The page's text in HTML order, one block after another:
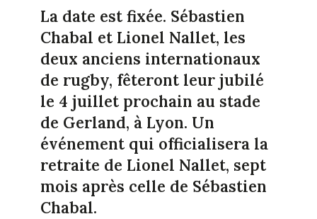
La date est fixée. Sébastien
Chabal et Lionel Nallet, les
deux anciens internationaux
de rugby, fêteront leur jubilé
le 4 juillet prochain au stade
de Gerland, à Lyon. Un
événement qui officialisera la
retraite de Lionel Nallet, sept
mois après celle de Sébastien
Chabal.